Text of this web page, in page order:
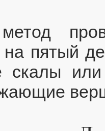
на пятый
скалы или